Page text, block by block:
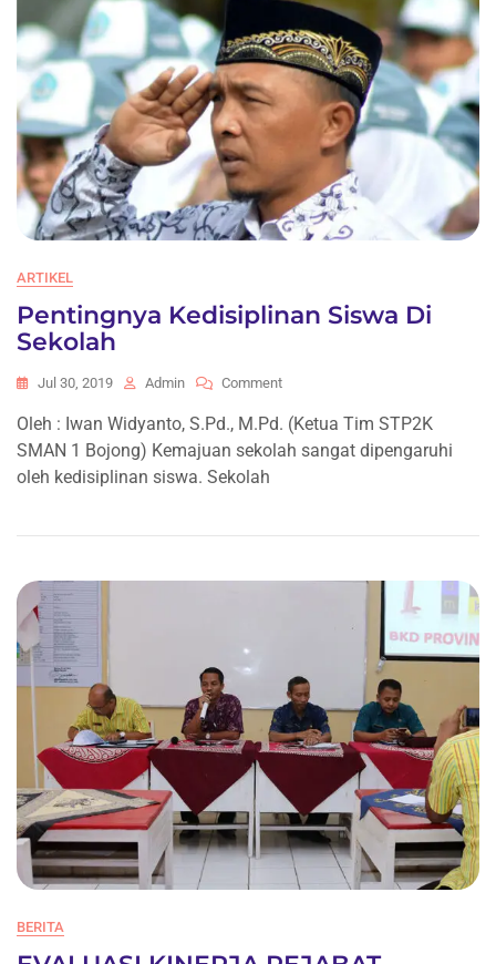
ARTIKEL
Pentingnya Kedisiplinan Siswa Di
Sekolah
Jul 30, 2019 Admin CommentOn
Kedisiplinan
Siswa
Oleh : Iwan Widyanto, S.Pd., M.Pd. (Ketua Tim STP2K
SMAN 1 Bojong) Kemajuan sekolah sangat dipengaruhi
oleh kedisiplinan siswa. Sekolah
BERITA